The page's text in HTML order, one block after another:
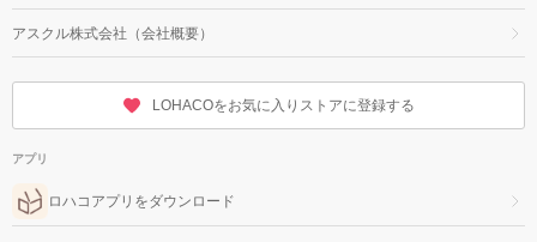
アスクル株式会社（会社概要）
LOHACOをお気に入りストアに登録する
アプリ
ロハコアプリをダウンロード